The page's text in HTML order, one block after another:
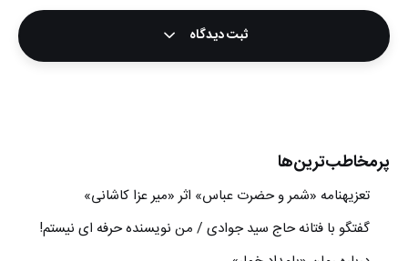
ثبت دیدگاه
پرمخاطب‌ترین‌ها
تعزیه‎نامه‏ «شمر و حضرت عباس» اثر «میر عزا کاشانی»
گفتگو با فتانه حاج سید جوادی / من نویسنده حرفه ای نیستم!